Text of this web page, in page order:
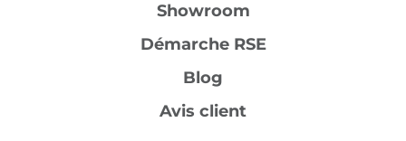
Showroom
Démarche RSE
Blog
Avis client